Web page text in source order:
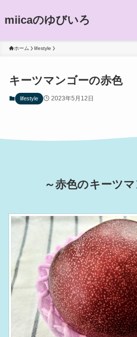
miicaのゆびいろ
ホーム lifestyle
キーツマンゴーの赤色
lifestyle 2023年5月12日
～赤色のキーツ